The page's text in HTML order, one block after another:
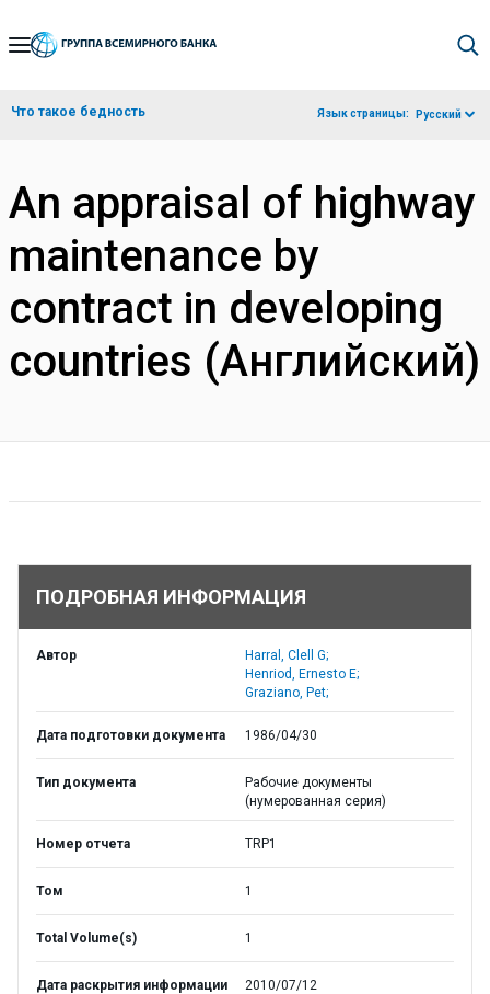
Skip
Navigation
Что такое бедность Язык страницы: Русский
An appraisal of highway
maintenance by
contract in developing
countries (Английский)
ПОДРОБНАЯ ИНФОРМАЦИЯ
Автор
Harral, Clell G;
Henriod, Ernesto E;
Graziano, Pet;
Дата подготовки документа 1986/04/30
Тип документа
Рабочие документы
(нумерованная серия)
Номер отчета TRP1
Том 1
Total Volume(s) 1
Дата раскрытия информации 2010/07/12